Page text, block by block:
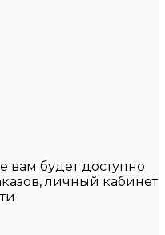
вам будет доступно
личный кабинет